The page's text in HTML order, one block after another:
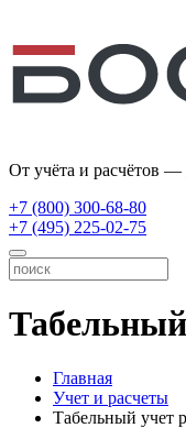
От учёта и расчётов
+7 (800) 300-68-80
+7 (495) 225-02-75
Главная
Учет и расчеты
Табельный учет